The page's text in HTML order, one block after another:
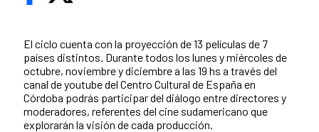
El ciclo cuenta con la proyección de 13 películas de 7
países distintos. Durante todos los lunes y miércoles de
octubre, noviembre y diciembre a las 19 hs a través del
canal de youtube del Centro Cultural de España en
Córdoba podrás participar del diálogo entre directores y
moderadores, referentes del cine sudamericano que
explorarán la visión de cada producción.